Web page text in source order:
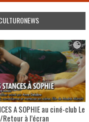
A SOPHIE au ciné-club Le
à l’écran